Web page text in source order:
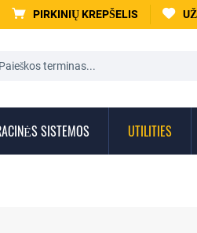
PIRKINIŲ KREPŠELIS
SISTEMOS UTILITIES